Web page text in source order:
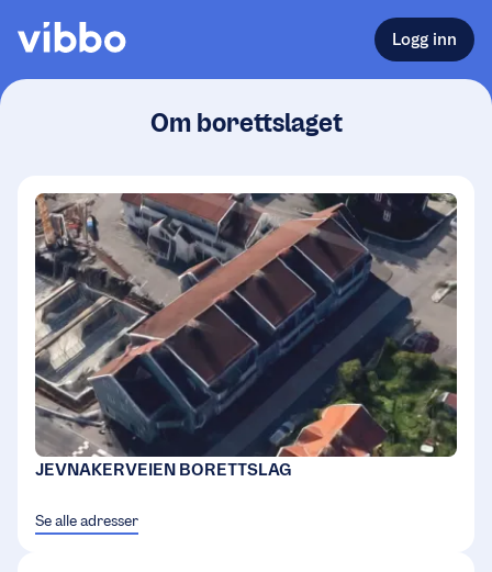
Logg inn
Om borettslaget
JEVNAKERVEIEN BORETTSLAG
Se alle adresser